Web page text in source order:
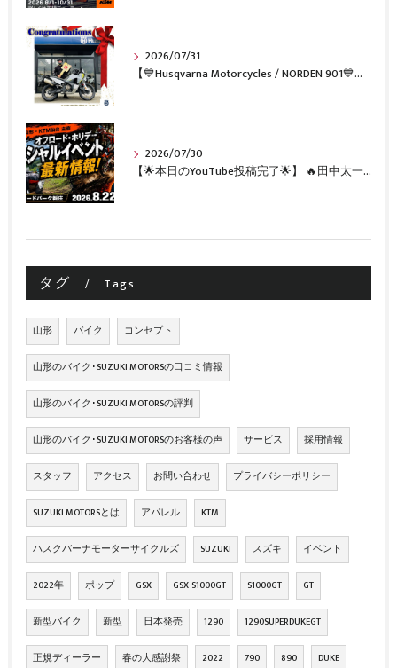
2026/07/31
【💙Husqvarna Motorcycles / NORDEN 901💙】 ご納車おめでとうございます🎉✨
2026/07/30
【🌟本日のYouTube投稿完了🌟】 🔥田中太一さんをスペシャルゲストに🔥 8月22日(土)オフロード・ホリデー最新情報！！
タグ Tags
山形 バイク コンセプト
山形のバイク･SUZUKI MOTORSの口コミ情報
山形のバイク･SUZUKI MOTORSの評判
山形のバイク･SUZUKI MOTORSのお客様の声 サービス 採用情報
スタッフ アクセス お問い合わせ プライバシーポリシー
SUZUKI MOTORSとは アパレル KTM
ハスクバーナモーターサイクルズ SUZUKI スズキ イベント
2022年 ポップ GSX GSX-S1000GT S1000GT GT
新型バイク 新型 日本発売 1290 1290SUPERDUKEGT
正規ディーラー 春の大感謝祭 2022 790 890 DUKE